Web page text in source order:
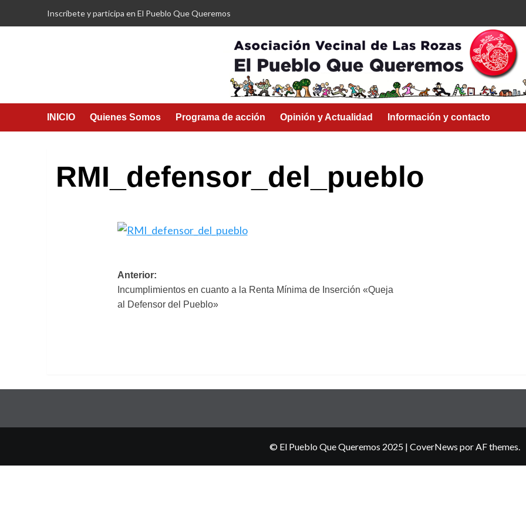
Inscríbete y participa en El Pueblo Que Queremos
INICIO Quienes Somos Programa de acción Opinión y Actualidad Información y contacto
RMI_defensor_del_pueblo
Navegación
de
Anterior:
Incumplimientos en cuanto a la Renta Mínima de Inserción «Queja
al Defensor del Pueblo»
© El Pueblo Que Queremos 2025 | CoverNews por AF themes.